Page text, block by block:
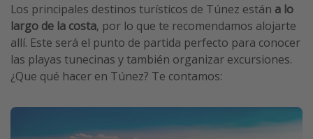
Los principales destinos turísticos de Túnez están a lo
largo de la costa, por lo que te recomendamos alojarte
allí. Este será el punto de partida perfecto para conocer
las playas tunecinas y también organizar excursiones.
¿Que qué hacer en Túnez? Te contamos: